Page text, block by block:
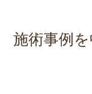
施術事例